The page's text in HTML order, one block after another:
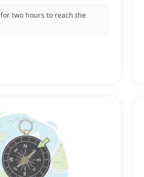
for two hours to reach the